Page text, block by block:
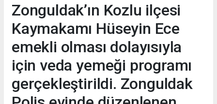
Zonguldak’ın Kozlu ilçesi
Kaymakamı Hüseyin Ece
emekli olması dolayısıyla
için veda yemeği programı
gerçekleştirildi. Zonguldak